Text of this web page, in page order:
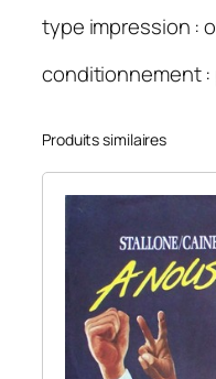
×
1
type impression :
conditionnement :
Produits similaires